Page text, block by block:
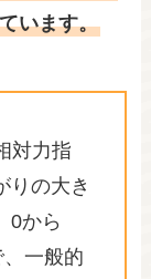
います。
対力指
りの大き
0から
一般的